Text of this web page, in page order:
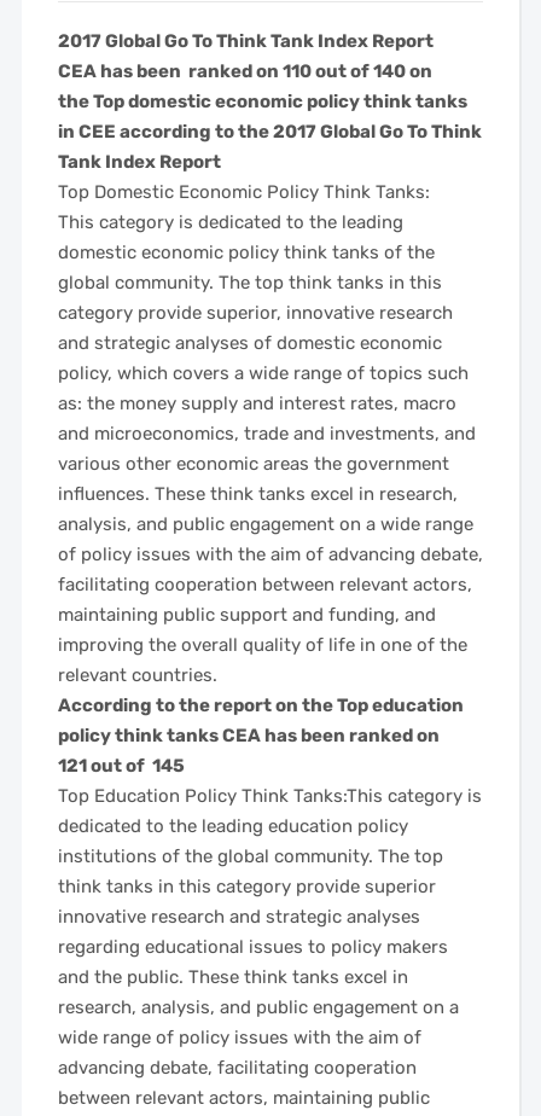
2017 Global Go To Think Tank Index Report
CEA has been ranked on 110 out of 140 on
the Top domestic economic policy think tanks
in CEE according to the2017 Global Go To Think
Tank Index Report
Top Domestic Economic Policy Think Tanks:
This category is dedicated to the leading
domestic economic policy think tanks of the
global community. The top think tanks in this
category provide superior, innovative research
and strategic analyses of domestic economic
policy, which covers a wide range of topics such
as: the money supply and interest rates, macro
and microeconomics, trade and investments, and
various other economic areas the government
influences. These think tanks excel in research,
analysis, and public engagement on a wide range
of policy issues with the aim of advancing debate,
facilitating cooperation between relevant actors,
maintaining public support and funding, and
improving the overall quality of life in one of the
relevant countries.
According to the report on the Top education
policy think tanks CEA has been ranked on
121 out of 145
Top Education Policy Think Tanks:This category is
dedicated to the leading education policy
institutions of the global community. The top
think tanks in this category provide superior
innovative research and strategic analyses
regarding educational issues to policy makers
and the public. These think tanks excel in
research, analysis, and public engagement on a
wide range of policy issues with the aim of
advancing debate, facilitating cooperation
between relevant actors, maintaining public